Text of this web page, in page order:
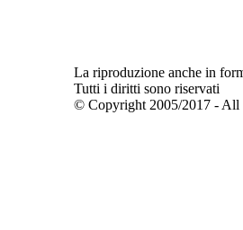
La riproduzione anche in
Tutti i diritti sono riservati
© Copyright 2005/2017 - All